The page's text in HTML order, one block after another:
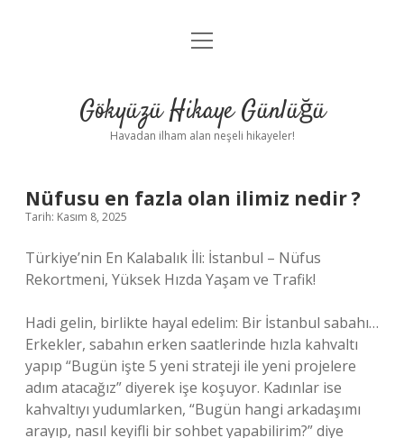
Anasayfa
Yasal Uyarı
menüyü
Gökyüzü Hikaye Günlüğü
Havadan ilham alan neşeli hikayeler!
Nüfusu en fazla olan ilimiz nedir ?
Tarih: Kasım 8, 2025
Türkiye’nin En Kalabalık İli: İstanbul – Nüfus
Rekortmeni, Yüksek Hızda Yaşam ve Trafik!
Hadi gelin, birlikte hayal edelim: Bir İstanbul sabahı…
Erkekler, sabahın erken saatlerinde hızla kahvaltı
yapıp “Bugün işte 5 yeni strateji ile yeni projelere
adım atacağız” diyerek işe koşuyor. Kadınlar ise
kahvaltıyı yudumlarken, “Bugün hangi arkadaşımı
arayıp, nasıl keyifli bir sohbet yapabilirim?” diye